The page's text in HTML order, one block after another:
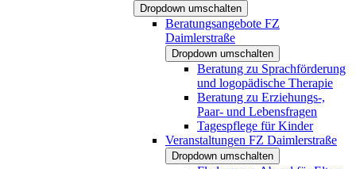
Dropdown umschalten
Beratungsangebote FZ
Daimlerstraße
Dropdown umschalten
Beratung zu Sprachförderung
und logopädische Therapie
Beratung zu Erziehungs-,
Paar- und Lebensfragen
Tagespflege für Kinder
Veranstaltungen FZ Daimlerstraße
Dropdown umschalten